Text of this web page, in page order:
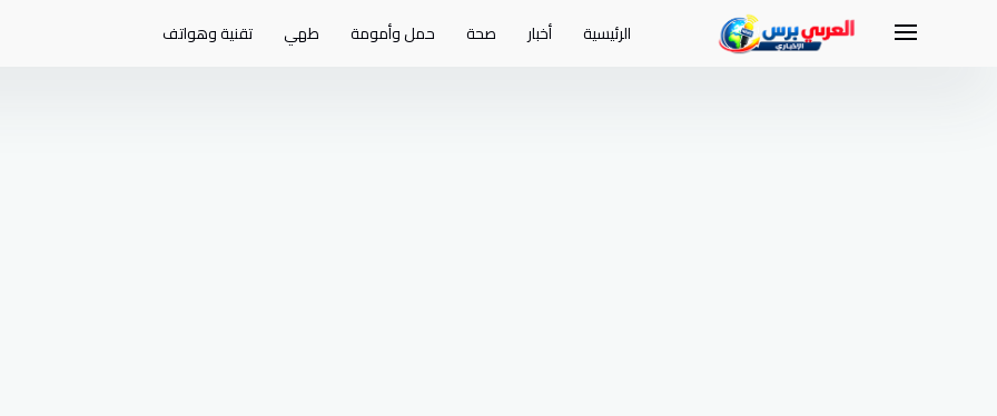
الرئيسية أخبار صحة حمل وأمومة طهي تقنية وهواتف